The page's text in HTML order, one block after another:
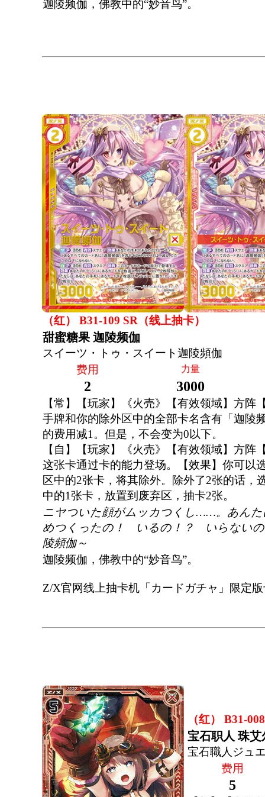
迦陵频伽，佛教中的“妙音鸟”。
（红） B31-109 SR（线上抽卡）
甜蜜糖果 迦陵频伽
スイーツ・トゥ・スイート迦陵頻伽
费用
力量
2 3000
【常】【玩家】《火売》【有效领域】方阵
手牌和你的除外区中的全部卡名含有「迦陵
的费用减1。但是，不会变为0以下。
【自】【玩家】《火売》【有效领域】方阵
这张卡通过卡的能力登场。【效果】你可以
区中的2张卡，将其除外。除外了2张的话，
中的1张卡，放置到废弃区，抽卡2张。
ニヤついた顔がムッカつくし……。あん
めつくったの！ いるの！？ いらない
陵頻伽～
迦陵频伽，佛教中的“妙音鸟”。
Z/X官网线上抽卡机「カードガチャ」限定
（红） B31-
宝石职人 珠艾
宝石職人ジュ
费用
5